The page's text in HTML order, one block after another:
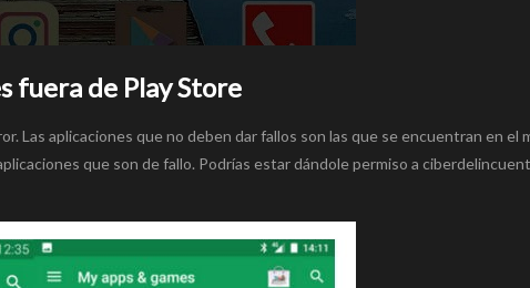
fuera de Play Store
Las aplicaciones que no deben dar fallos son las que se encuentran en el
aplicaciones que son de fallo. Podrías estar dándole permiso a